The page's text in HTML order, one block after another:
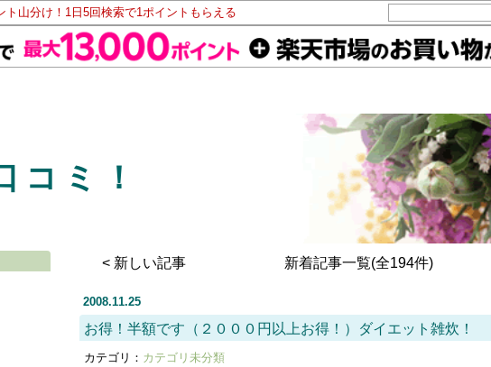
ト山分け！1日5回検索で1ポイントもらえる
コミ！
< 新しい記事 新着記事一覧(全194件)
2008.11.25
お得！半額です（２０００円以上お得！）ダイエット雑炊！
カテゴリ： カテゴリ未分類